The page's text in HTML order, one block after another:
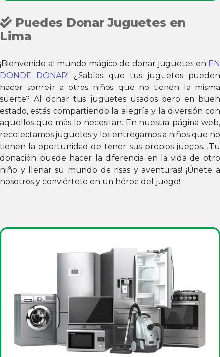
Puedes Donar Juguetes en
Lima
¡Bienvenido al mundo mágico de donar juguetes en EN
DONDE DONAR! ¿Sabías que tus juguetes pueden
hacer sonreír a otros niños que no tienen la misma
suerte? Al donar tus juguetes usados pero en buen
estado, estás compartiendo la alegría y la diversión con
aquellos que más lo necesitan. En nuestra página web,
recolectamos juguetes y los entregamos a niños que no
tienen la oportunidad de tener sus propios juegos. ¡Tu
donación puede hacer la diferencia en la vida de otro
niño y llenar su mundo de risas y aventuras! ¡Únete a
nosotros y conviértete en un héroe del juego!